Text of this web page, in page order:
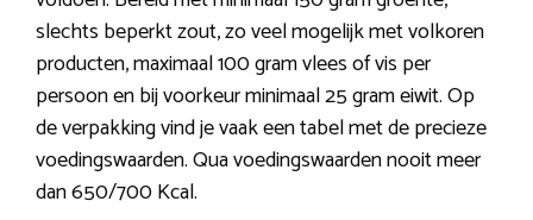
slechts beperkt zout, zo veel mogelijk met volkoren
producten, maximaal 100 gram vlees of vis per
persoon en bij voorkeur minimaal 25 gram eiwit. Op
de verpakking vind je vaak een tabel met de precieze
voedingswaarden. Qua voedingswaarden nooit meer
dan 650/700 Kcal.